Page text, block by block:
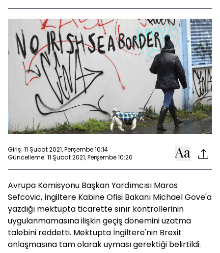
Giriş: 11 Şubat 2021, Perşembe 10:14
Güncelleme: 11 Şubat 2021, Perşembe 10:20
Avrupa Komisyonu Başkan Yardımcısı Maros
Sefcovic, İngiltere Kabine Ofisi Bakanı Michael Gove'a
yazdığı mektupta ticarette sınır kontrollerinin
uygulanmamasına ilişkin geçiş dönemini uzatma
talebini reddetti. Mektupta İngiltere'nin Brexit
anlaşmasına tam olarak uyması gerektiği belirtildi.